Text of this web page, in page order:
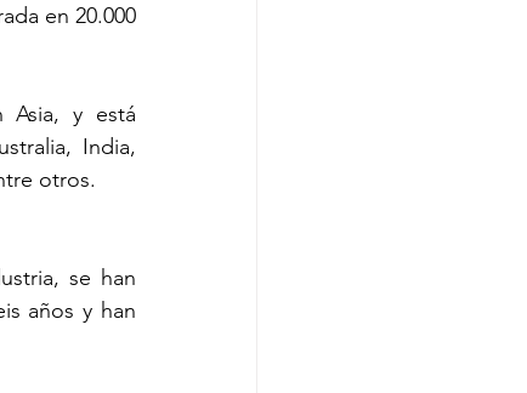
en 20.000
Asia, y está
India,
otros.
se han
años y han